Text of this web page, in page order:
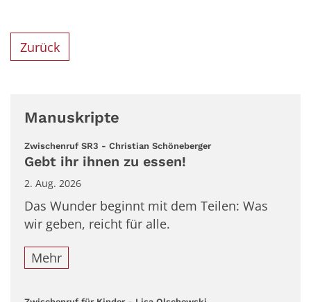
Zurück
Manuskripte
Zwischenruf SR3 - Christian Schöneberger:
Gebt ihr ihnen zu essen!
2. Aug. 2026
Das Wunder beginnt mit dem Teilen: Was
wir geben, reicht für alle.
Mehr